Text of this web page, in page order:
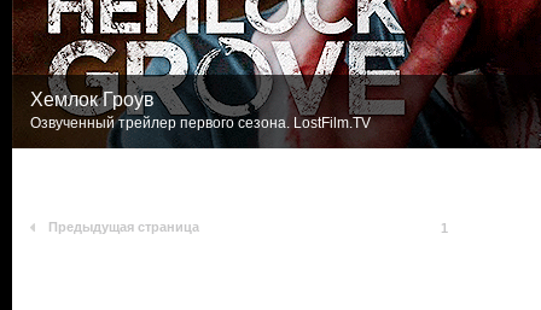
Хемлок Гроув
Озвученный трейлер первого сезона. LostFilm.TV
Предыдущая страница 1